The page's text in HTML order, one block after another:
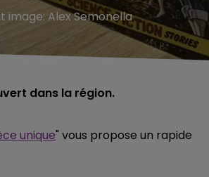
image: Alex Semonella
dans la région.
unique" vous propose un rapide